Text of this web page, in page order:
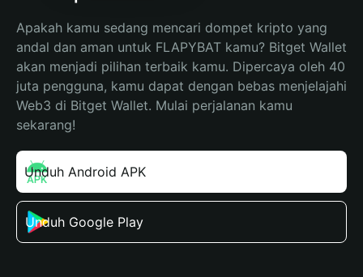
Apakah kamu sedang mencari dompet kripto yang
andal dan aman untuk FLAPYBAT kamu? Bitget Wallet
akan menjadi pilihan terbaik kamu. Dipercaya oleh 40
juta pengguna, kamu dapat dengan bebas menjelajahi
Web3 di Bitget Wallet. Mulai perjalanan kamu
sekarang!
Unduh Android APK
Unduh Google Play